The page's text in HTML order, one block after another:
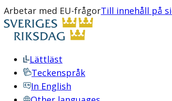
Arbetar med EU-frågorTill innehåll på
Lättläst
Teckenspråk
In English